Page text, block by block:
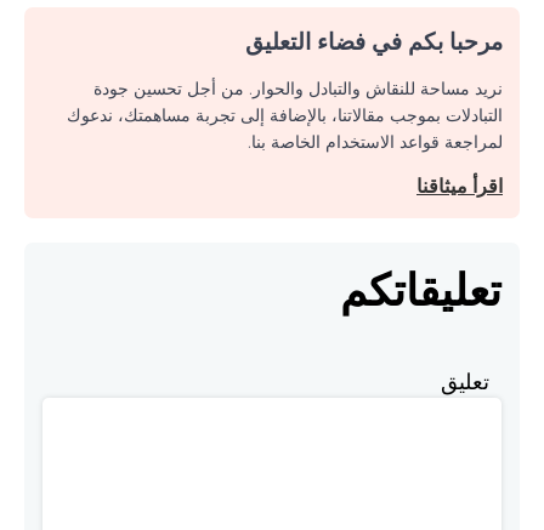
مرحبا بكم في فضاء التعليق
نريد مساحة للنقاش والتبادل والحوار. من أجل تحسين جودة
التبادلات بموجب مقالاتنا، بالإضافة إلى تجربة مساهمتك، ندعوك
لمراجعة قواعد الاستخدام الخاصة بنا.
اقرأ ميثاقنا
تعليقاتكم
تعليق